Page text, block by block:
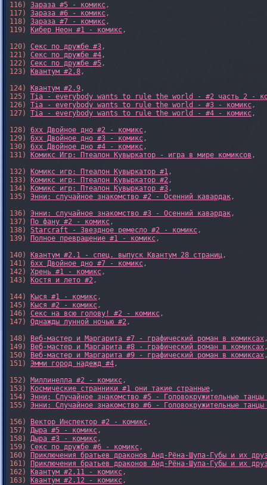
116) Зараза #5 - комикс,
117) Зараза #6 - комикс,
118) Зараза #7 - комикс,
119)
Кибер Неон #1 - комикс,
120) Секс по дружбе #3,
121) Секс по дружбе #4,
122) Секс по дружбе #5,
123)
Квантум #2.8,
124)
Квантум #2.9,
125) Tia - everybody wants to rule the world - #2 часть 2 -
126) Tia - everybody wants to rule the world - #3 - комикс,
127) Tia - everybody wants to rule the world - #4 - комикс,
128) 6xx Двойное дно #2 - комикс,
129) 6xx Двойное дно #3 - комикс,
130) 6xx Двойное дно #4 - комикс,
131)
Комикс Игр: Птеалон Кувыркатор - игра в мире комиксов ,
132)
Комикс игр: Птеалон Кувыркатор #1,
133)
Комикс игр: Птеалон Кувыркатор #2,
134)
Комикс игр: Птеалон Кувыркатор #3,
135) Энни: случайное знакомство #2 - Осенний кавардак,
136) Энни: случайное знакомство #3 - Осенний кавардак,
137)
По фану #2 - комикс,
138) Starcraft - Звездное ремесло #2 - комикс,
139)
Полное превращение #1 - комикс,
140)
Квантум #2.1 - спец. выпуск Квантум 28 страниц,
141) 6xx Двойное дно #7 - комикс,
142) Хрень #1 - комикс,
143)
Костя и лето #2,
144)
Кыся #1 - комикс,
145)
Кыся #2 - комикс,
146) Секс на всю голову! #2 - комикс,
147) Однажды лунной ночью #2,
148)
Веб-мастер и Маргарита #7 - графический роман в комиксах
149)
Веб-мастер и Маргарита #8 - графический роман в комиксах
150)
Веб-мастер и Маргарита #9 - графический роман в комиксах
151) Эмми город надежд #4,
152) Миллинелла #2 - комикс,
153)
Космические странники #1 они такие странные,
154) Энни: Случайное знакомство #5 - Головокружительные
155) Энни: Случайное знакомство #6 - Головокружительные
156)
Вектор Инспектор #2 - комикс,
157) Дыра #5 - комикс,
158) Дыра #3 - комикс,
159) Секс по дружбе #6 - комикс,
160)
Приключения братьев драконов Анд-Рёна-Шупа-Губы и их
161)
Приключения братьев драконов Анд-Рёна-Шупа-Губы и их
162)
Квантум #2.11 - комикс,
163)
Квантум #2.12 - комикс,